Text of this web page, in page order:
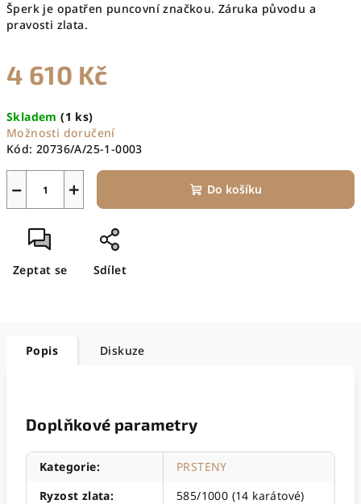
Šperk je opatřen puncovní značkou. Záruka původu a
pravosti zlata.
4 610 Kč
cena:
Skladem(1 ks)
Možnosti doručení
Kód: 20736/A/25-1-0003
+
− Do košíku
Zeptat se Sdílet
Popis Diskuze
Doplňkové parametry
Kategorie:
PRSTENY
Ryzost zlata:
585/1000 (14 karátové)